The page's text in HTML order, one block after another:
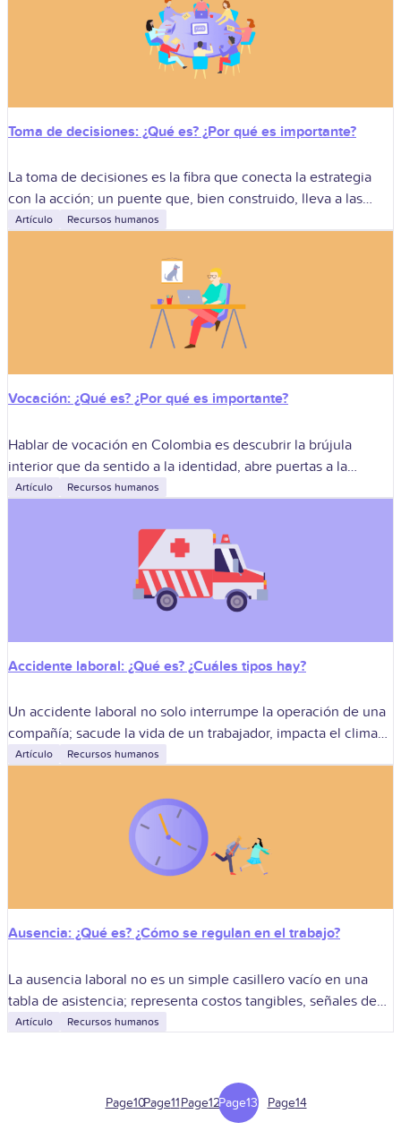
Toma de decisiones: ¿Qué es? ¿Por qué es importante?
La toma de decisiones es la fibra que conecta la estrategia
con la acción; un puente que, bien construido, lleva a las
organizaciones colombianas de la planificación a la ejecución
Artículo Recursos humanos
Vocación: ¿Qué es? ¿Por qué es importante?
Hablar de vocación en Colombia es descubrir la brújula
interior que da sentido a la identidad, abre puertas a la
movilidad social y conecta pasión con oportunidades reales.
Artículo Recursos humanos
Accidente laboral: ¿Qué es? ¿Cuáles tipos hay?
Un accidente laboral no solo interrumpe la operación de una
compañía; sacude la vida de un trabajador, impacta el clima
organizacional y revela la madurez de la cultura de
Artículo Recursos humanos
Ausencia: ¿Qué es? ¿Cómo se regulan en el trabajo?
La ausencia laboral no es un simple casillero vacío en una
tabla de asistencia; representa costos tangibles, señales de
bienestar organizacional y, en muchos casos, la punta del
Artículo Recursos humanos
Page10Page11Page12Page13 Page14